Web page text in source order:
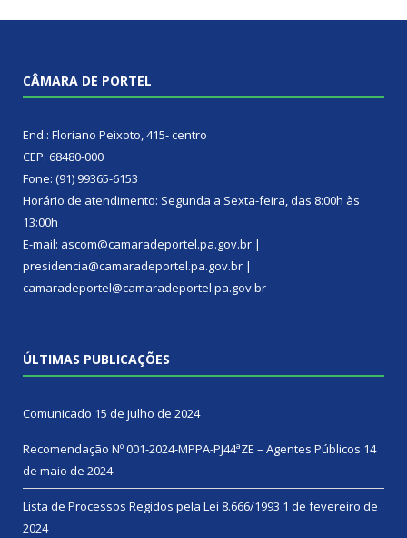
CÂMARA DE PORTEL
End.: Floriano Peixoto, 415- centro
CEP: 68480-000
Fone: (91) 99365-6153
Horário de atendimento: Segunda a Sexta-feira, das 8:00h às
13:00h
E-mail: ascom@camaradeportel.pa.gov.br |
presidencia@camaradeportel.pa.gov.br |
camaradeportel@camaradeportel.pa.gov.br
ÚLTIMAS PUBLICAÇÕES
Comunicado 15 de julho de 2024
Recomendação Nº 001-2024-MPPA-PJ44ªZE – Agentes Públicos 14
de maio de 2024
Lista de Processos Regidos pela Lei 8.666/1993 1 de fevereiro de
2024